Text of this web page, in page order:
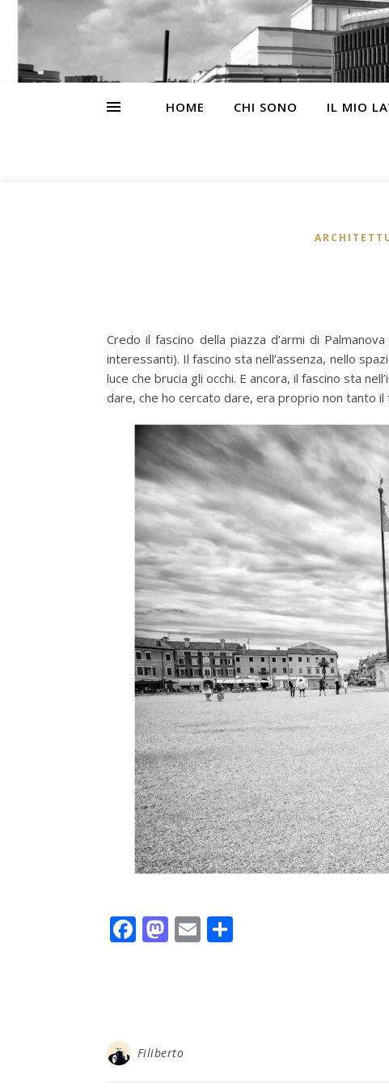
HOME CHI SONO IL MIO
Credo il fascino della piazza d’armi di
interessanti). Il fascino sta nell’assenza, nello
luce che brucia gli occhi. E ancora, il fascino sta
dare, che ho cercato dare, era proprio non tanto il
Facebook
Mastodon
Email
Filiberto